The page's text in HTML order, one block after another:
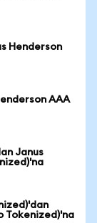
Henderson
AAA
Janus
Tokenized)'na